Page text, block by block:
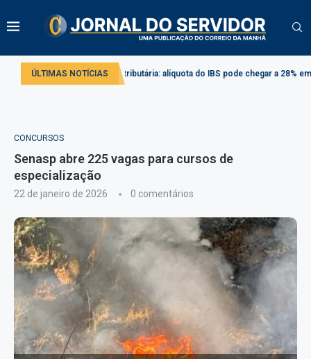
ÚLTIMAS NOTÍCIAS
Reforma tributária: alíquota do IBS pode chegar a 28% em 2033
CONCURSOS
Senasp abre 225 vagas para cursos de
especialização
22 de janeiro de 2026 0 comentários